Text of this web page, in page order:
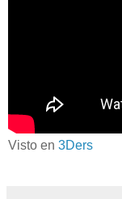
Visto en 3Ders